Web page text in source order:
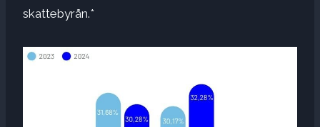
skattebyrån.*